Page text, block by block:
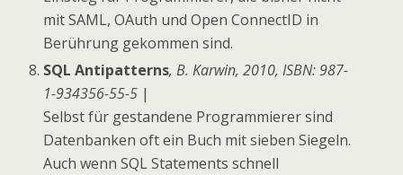
mit SAML, OAuth und Open ConnectID in
Berührung gekommen sind.
SQL Antipatterns, B. Karwin, 2010, ISBN: 987-
1-934356-55-5 |
Selbst für gestandene Programmierer sind
Datenbanken oft ein Buch mit sieben Siegeln.
Auch wenn SQL Statements schnell